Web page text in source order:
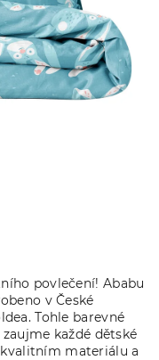
povlečení! Ababu
v České
Tohle barevné
každé dětské
materiálu a